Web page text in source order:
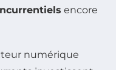
encore
numérique